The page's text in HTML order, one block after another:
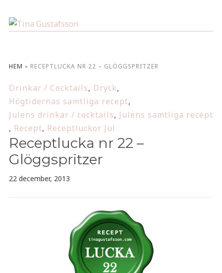
HEM » RECEPTLUCKA NR 22 – GLÖGGSPRITZER
Drinkar / Cocktails, Dryck,
Högtidernas samtliga recept,
Julens drinkar / cocktails, Julens samtliga recept
, Recept, Receptluckor Jul
Receptlucka nr 22 –
Glöggspritzer
22 december, 2013